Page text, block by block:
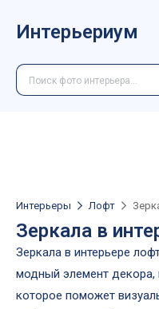
Интерьериум
Интерьеры Лофт
Зеркала в
Зеркала в интерьере
модный элемент декора,
которое поможет